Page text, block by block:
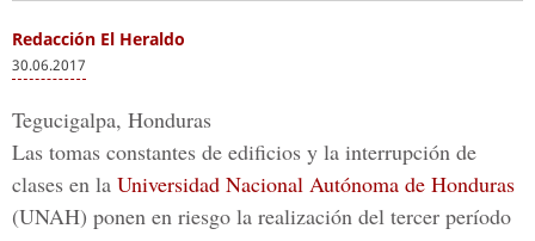
Redacción El Heraldo
30.06.2017
Tegucigalpa, Honduras
Las tomas constantes de edificios y la interrupción de
clases en la Universidad Nacional Autónoma de Honduras
(UNAH) ponen en riesgo la realización del tercer período